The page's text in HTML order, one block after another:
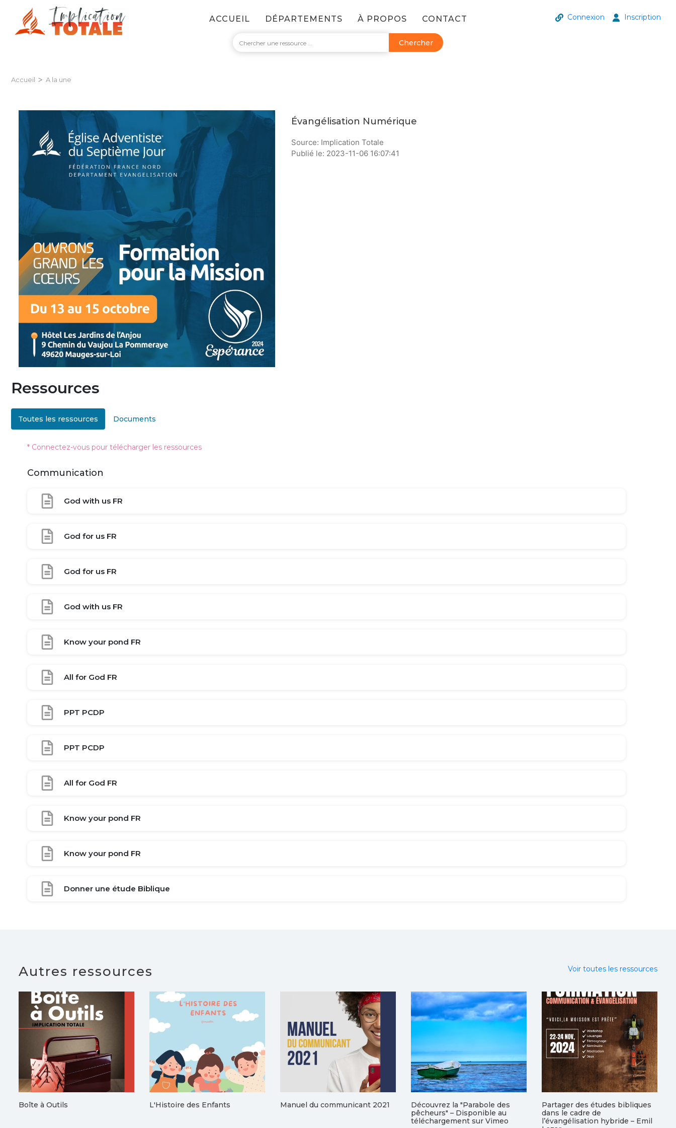
ACCUEIL DÉPARTEMENTS À PROPOS CONTACT Connexion Inscription
Chercher
Accueil > A la une
Évangélisation Numérique
Source: Implication Totale
Publié le: 2023-11-06 16:07:41
Ressources
Toutes les ressources Documents
* Connectez-vous pour télécharger les ressources
Communication
God with us FR
God for us FR
God for us FR
God with us FR
Know your pond FR
All for God FR
PPT PCDP
PPT PCDP
All for God FR
Know your pond FR
Know your pond FR
Donner une étude Biblique
Autres ressources Voir toutes les ressources
Boîte à Outils L'Histoire des Enfants Manuel du communicant 2021
Découvrez la "Parabole des
pêcheurs" – Disponible au
téléchargement sur Vimeo
Partager des études bibliques
dans le cadre de
l’évangélisation hybride – Emil